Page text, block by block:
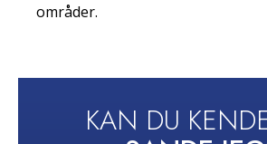
områder.
KAN DU